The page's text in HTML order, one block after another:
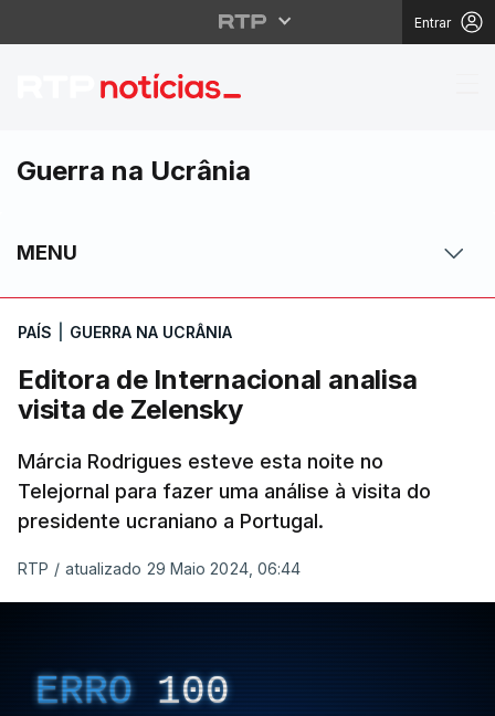
Entrar
Editora de
Guerra na Ucrânia
MENU
PAÍS GUERRA NA UCRÂNIA
Editora de Internacional analisa
visita de Zelensky
Márcia Rodrigues esteve esta noite no
Telejornal para fazer uma análise à visita do
presidente ucraniano a Portugal.
RTP / atualizado 29 Maio 2024, 06:44
ERRO 100